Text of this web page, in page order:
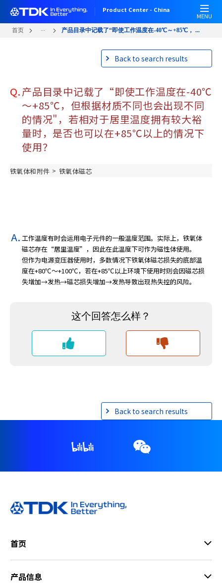
Product Center - China
MENU
首页 ... 产品目录中记载了“即使工作温度在-40℃～+85℃， ...
Back to search results
Q.产品目录中记载了“即使工作温度在-40℃
～+85℃，但根据材质不同也会出现不同
的情况"，若相对于居里温度拥有较大裕
量时，是否也可以在+85℃以上的情况下
使用？
铁氧体和附件 > 铁氧体磁芯
工作温度有时会运用电子元件的一般温度范围。实际上，铁氧体
磁芯存在“居里温度”，因此在此温度下可作为磁性体使用。
但作为电源变压器使用时，多数情况下铁氧体磁芯损失的底部温
度在+80℃～+100℃，若在+85℃以上环境下使用时则会因磁芯损
失增加→发热→磁芯损失增加→发热导致出现热失控的风险。
Back to search results
首页
产品信息